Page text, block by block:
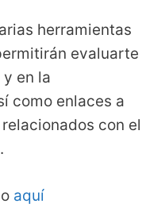
herramientas
evaluarte
en la
como enlaces a
con el
aquí